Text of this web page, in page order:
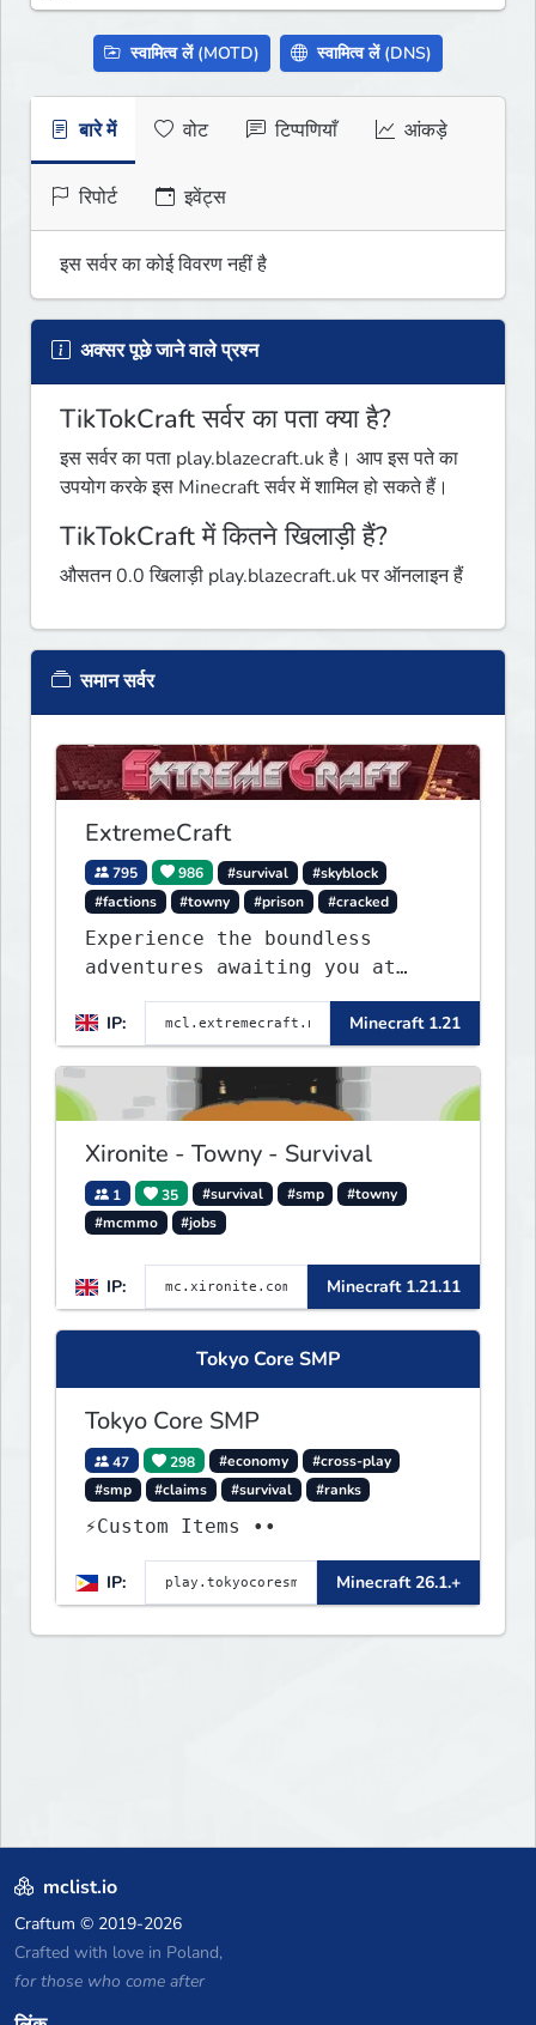
स्वामित्व लें (MOTD) स्वामित्व लें (DNS)
बारे में वोट टिप्पणियाँ आंकड़े
रिपोर्ट इवेंट्स
इस सर्वर का कोई विवरण नहीं है
अक्सर पूछे जाने वाले प्रश्न
TikTokCraft सर्वर का पता क्या है?
इस सर्वर का पता play.blazecraft.uk है। आप इस पते का
उपयोग करके इस Minecraft सर्वर में शामिल हो सकते हैं।
TikTokCraft में कितने खिलाड़ी हैं?
औसतन 0.0 खिलाड़ी play.blazecraft.uk पर ऑनलाइन हैं
समान सर्वर
ExtremeCraft
795 986 #survival
#skyblock
#factions
#towny #prison #cracked
Experience the boundless
adventures awaiting you at
journey through a plethora of
exhilarating game modes,
blending both timeless
classics and innovative new
experiences seamlessly.
IP: Minecraft 1.21
Xironite - Towny - Survival
1 35 #survival #smp
#towny
#mcmmo
#jobs
IP: Minecraft 1.21.11
Tokyo Core SMP
Tokyo Core SMP
47 298 #economy
#cross-play
#smp
#claims #survival #ranks
⚡Custom Items ••
IP: Minecraft 26.1.+
mclist.io
Craftum © 2019-2026
Crafted with love in Poland,
for those who come after